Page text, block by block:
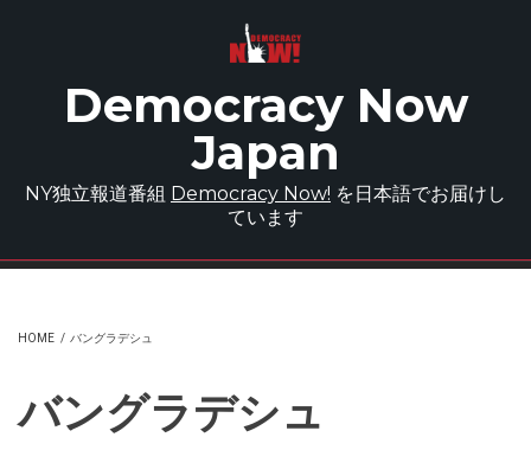
Democracy Now
Japan
NY独立報道番組 Democracy Now! を日本語でお届けし
ています
HOME / バングラデシュ
バングラデシュ